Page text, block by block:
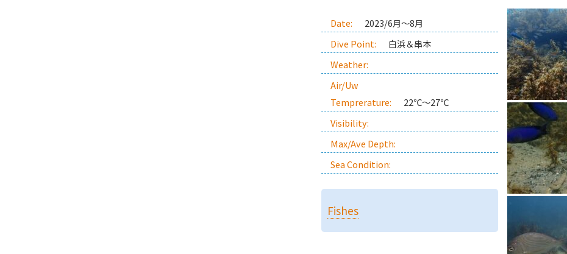
Date:
2023/6月～8月
Dive Point:
白浜＆串本
Weather:
Air/Uw
Temprerature:
22℃～27℃
Visibility:
Max/Ave Depth:
Sea Condition:
Fishes